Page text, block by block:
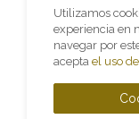
Utilizamos
experiencia en
navegar por
acepta el uso